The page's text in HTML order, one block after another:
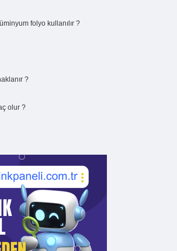
folyo kullanılır ?
?
olur ?